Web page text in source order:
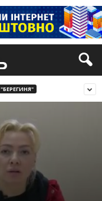
"БЕРЕГИНЯ"